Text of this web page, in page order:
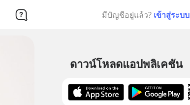
มีบัญชีอยู่แล้ว? เข้าสู่ระบบ
ดาวน์โหลดแอปพลิเคชัน